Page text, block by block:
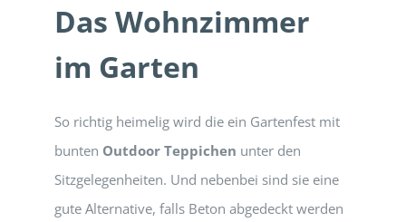
Das Wohnzimmer
im Garten
So richtig heimelig wird die ein Gartenfest mit
bunten Outdoor Teppichen unter den
Sitzgelegenheiten. Und nebenbei sind sie eine
gute Alternative, falls Beton abgedeckt werden